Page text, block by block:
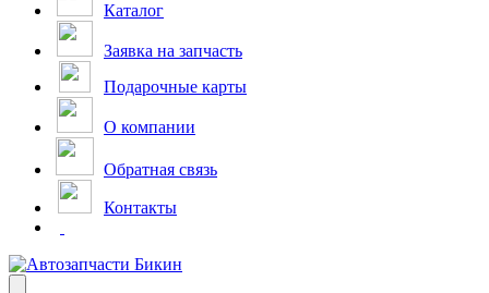
Каталог
Заявка на запчасть
Подарочные карты
О компании
Обратная связь
Контакты